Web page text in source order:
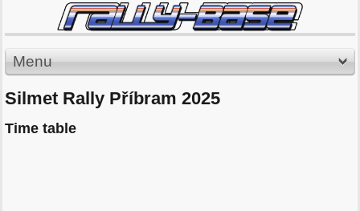
Menu
Silmet Rally Příbram 2025
Time table